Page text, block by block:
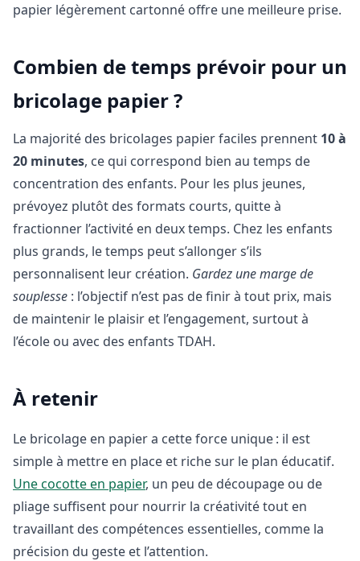
papier légèrement cartonné offre une meilleure prise.
Combien de temps prévoir pour un
bricolage papier ?
La majorité des bricolages papier faciles prennent 10 à
20 minutes, ce qui correspond bien au temps de
concentration des enfants. Pour les plus jeunes,
prévoyez plutôt des formats courts, quitte à
fractionner l’activité en deux temps. Chez les enfants
plus grands, le temps peut s’allonger s’ils
personnalisent leur création. Gardez une marge de
souplesse : l’objectif n’est pas de finir à tout prix, mais
de maintenir le plaisir et l’engagement, surtout à
l’école ou avec des enfants TDAH.
À retenir
Le bricolage en papier a cette force unique : il est
simple à mettre en place et riche sur le plan éducatif.
Une cocotte en papier, un peu de découpage ou de
pliage suffisent pour nourrir la créativité tout en
travaillant des compétences essentielles, comme la
précision du geste et l’attention.